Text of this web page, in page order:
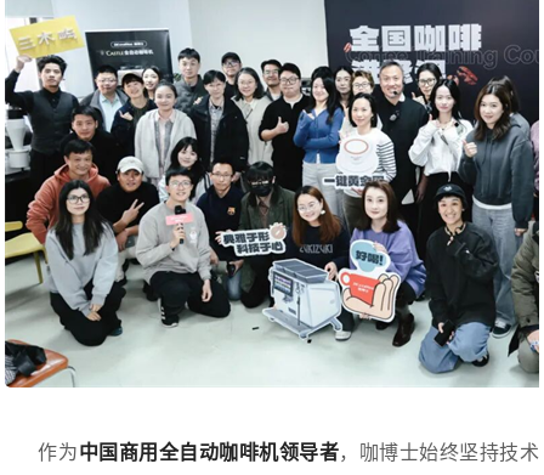
作为中国商用全自动咖啡机领导者，咖博士始终坚持技术